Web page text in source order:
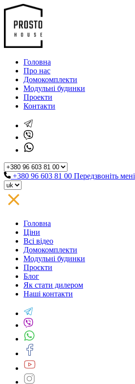
Головна
Про нас
Домокомплекти
Модульні будинки
Проекти
Контакти
+380 96 603 81 00 Передзвоніть мені
Головна
Ціни
Всі відео
Домокомплекти
Модульні будинки
Проєкти
Блог
Як стати дилером
Наші контакти